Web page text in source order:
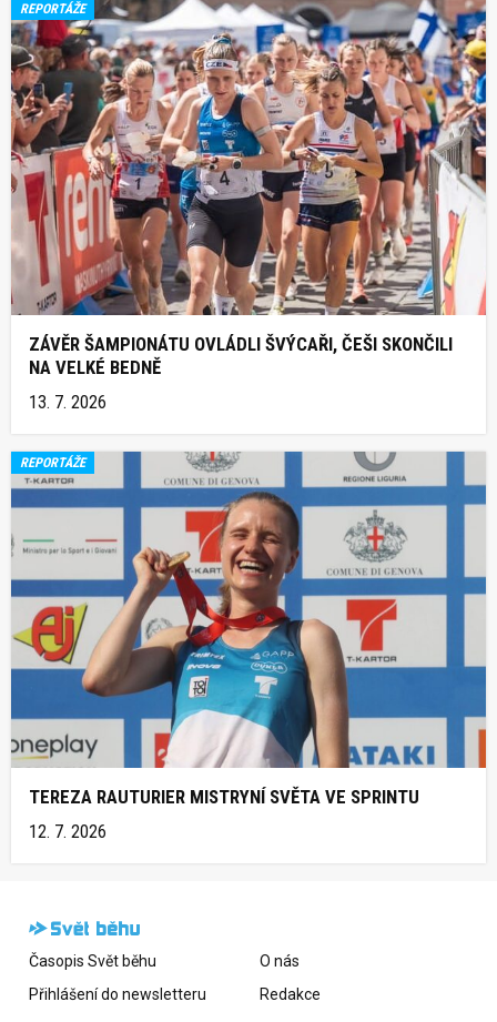
REPORTÁŽE
ZÁVĚR ŠAMPIONÁTU OVLÁDLI ŠVÝCAŘI, ČEŠI SKONČILI
NA VELKÉ BEDNĚ
13. 7. 2026
REPORTÁŽE
TEREZA RAUTURIER MISTRYNÍ SVĚTA VE SPRINTU
12. 7. 2026
Časopis Svět běhu
Přihlášení do newsletteru
O nás
Redakce